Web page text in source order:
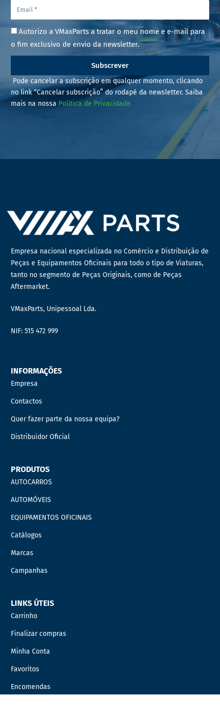
Autorizo a VMaxParts a tratar o meu nome e e-mail para
o fim exclusivo de envio da newsletter.
Subscrever
Pode cancelar a subscrição em qualquer momento, clicando
no link “Cancelar subscrição” do rodapé da newsletter. Saiba
mais na nossa Política de Privacidade
Empresa nacional especializada no Comércio e Distribuição de
Peças e Equipamentos Oficinais para todo o tipo de Viaturas,
tanto no segmento de Peças Originais, como de Peças
Aftermarket.
VMaxParts, Unipessoal Lda.
NIF: 515 472 999
INFORMAÇÕES
Empresa
Contactos
Quer fazer parte da nossa equipa?
Distribuidor Oficial
PRODUTOS
AUTOCARROS
AUTOMÓVEIS
EQUIPAMENTOS OFICINAIS
Catálogos
Marcas
Campanhas
LINKS ÚTEIS
Carrinho
Finalizar compras
Minha Conta
Favoritos
Encomendas